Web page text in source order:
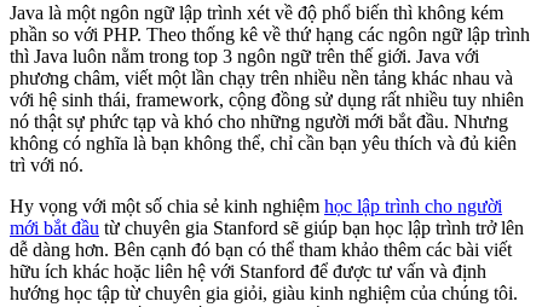
Java là một ngôn ngữ lập trình xét về độ phổ biến thì không kém
phần so với PHP. Theo thống kê về thứ hạng các ngôn ngữ lập trình
thì Java luôn nằm trong top 3 ngôn ngữ trên thế giới. Java với
phương châm, viết một lần chạy trên nhiều nền tảng khác nhau và
với hệ sinh thái, framework, cộng đồng sử dụng rất nhiều tuy nhiên
nó thật sự phức tạp và khó cho những người mới bắt đầu. Nhưng
không có nghĩa là bạn không thể, chỉ cần bạn yêu thích và đủ kiên
trì với nó.
Hy vọng với một số chia sẻ kinh nghiệm học lập trình cho người
mới bắt đầu từ chuyên gia Stanford sẽ giúp bạn học lập trình trở lên
dễ dàng hơn. Bên cạnh đó bạn có thể tham khảo thêm các bài viết
hữu ích khác hoặc liên hệ với Stanford để được tư vấn và định
hướng học tập từ chuyên gia giỏi, giàu kinh nghiệm của chúng tôi.